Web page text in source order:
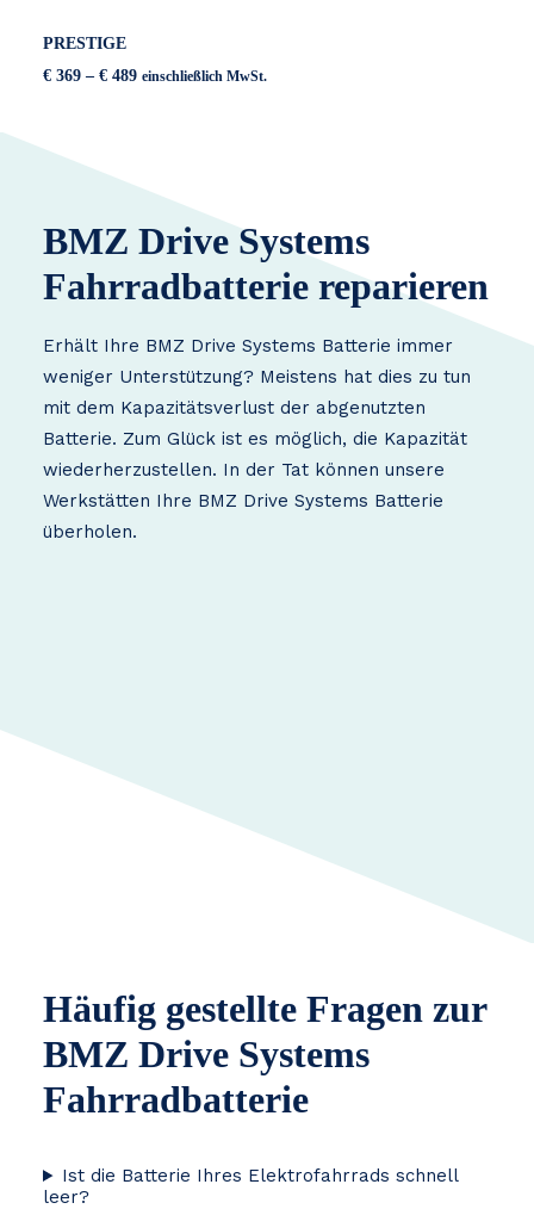
PRESTIGE
€ 369 – € 489Preisspanne:
einschließlich MwSt.
BMZ Drive Systems
Fahrradbatterie reparieren
Erhält Ihre BMZ Drive Systems Batterie immer
weniger Unterstützung? Meistens hat dies zu tun
mit dem Kapazitätsverlust der abgenutzten
Batterie. Zum Glück ist es möglich, die Kapazität
wiederherzustellen. In der Tat können unsere
Werkstätten Ihre BMZ Drive Systems Batterie
überholen.
Häufig gestellte Fragen zur
BMZ Drive Systems
Fahrradbatterie
Ist die Batterie Ihres Elektrofahrrads schnell
leer?